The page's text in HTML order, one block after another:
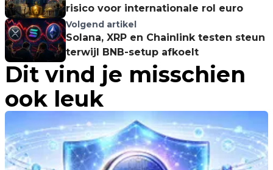
risico voor internationale rol euro
Volgend artikel
Solana, XRP en Chainlink testen steun
terwijl BNB-setup afkoelt
Dit vind je misschien
ook leuk